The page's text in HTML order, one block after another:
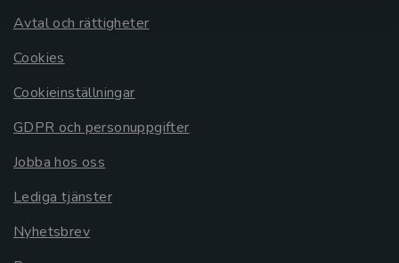
Avtal och rättigheter
Cookies
Cookieinställningar
GDPR och personuppgifter
Jobba hos oss
Lediga tjänster
Nyhetsbrev